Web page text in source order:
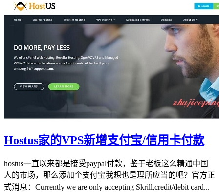
Hostus家的VPS新增支付宝/信用卡付款
hostus一直以来都是接受paypal付款，鉴于老板这么精通中国
人的市场，那么添加个支付宝我想也是理所应当的吧？官方正
式消息：Currently we are only accepting Skrill,credit/debit card...